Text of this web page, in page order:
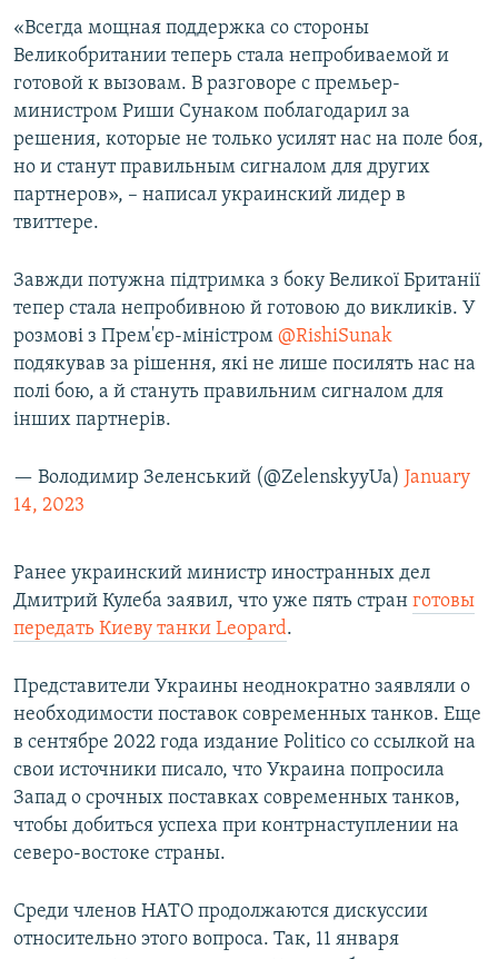
«Всегда мощная поддержка со стороны
Великобритании теперь стала непробиваемой и
готовой к вызовам. В разговоре с премьер-
министром Риши Сунаком поблагодарил за
решения, которые не только усилят нас на поле боя,
но и станут правильным сигналом для других
партнеров», – написал украинский лидер в
твиттере.
Завжди потужна підтримка з боку Великої Британії
тепер стала непробивною й готовою до викликів. У
розмові з Прем'єр-міністром @RishiSunak
подякував за рішення, які не лише посилять нас на
полі бою, а й стануть правильним сигналом для
інших партнерів.
— Володимир Зеленський (@ZelenskyyUa) January
14, 2023
Ранее украинский министр иностранных дел
Дмитрий Кулеба заявил, что уже пять стран готовы
передать Киеву танки Leopard.
Представители Украины неоднократно заявляли о
необходимости поставок современных танков. Еще
в сентябре 2022 года издание Politico со ссылкой на
свои источники писало, что Украина попросила
Запад о срочных поставках современных танков,
чтобы добиться успеха при контрнаступлении на
северо-востоке страны.
Среди членов НАТО продолжаются дискуссии
относительно этого вопроса. Так, 11 января